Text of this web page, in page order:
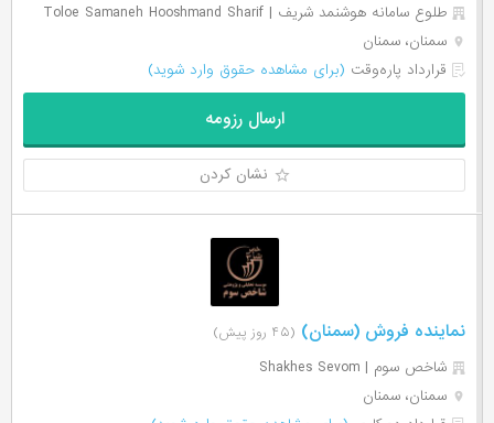
طلوع سامانه هوشنمد شریف | Toloe Samaneh Hooshmand Sharif
سمنان، سمنان
قرارداد پاره‌وقت (برای مشاهده حقوق وارد شوید)
ارسال رزومه
نشان کردن
نماینده فروش (سمنان) (۴۵ روز پیش)
شاخص سوم | Shakhes Sevom
سمنان، سمنان